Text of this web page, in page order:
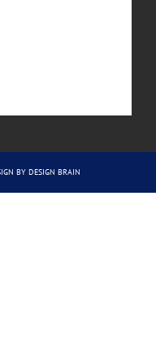
BY DESIGN BRAIN